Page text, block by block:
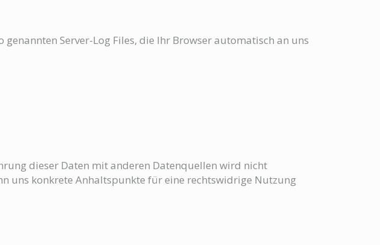
Server-Log Files, die Ihr Browser automatisch an uns
dieser Daten mit anderen Datenquellen wird nicht
uns konkrete Anhaltspunkte für eine rechtswidrige Nutzung